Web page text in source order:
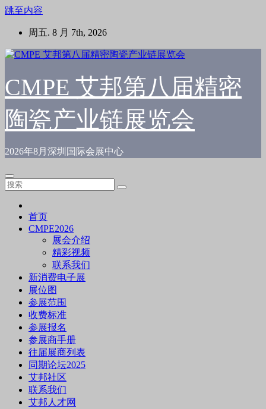
跳至内容
周五. 8 月 7th, 2026
CMPE 艾邦第八届精密
陶瓷产业链展览会
2026年8月深圳国际会展中心
首页
CMPE2026
展会介绍
精彩视频
联系我们
新消费电子展
展位图
参展范围
收费标准
参展报名
参展商手册
往届展商列表
同期论坛2025
艾邦社区
联系我们
艾邦人才网